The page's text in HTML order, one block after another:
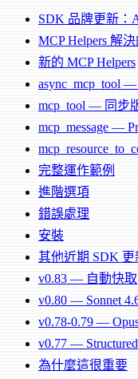
SDK 品牌更新：
MCP Helpers 解
新的 MCP Helpers
async_mcp_tool
mcp_tool — 同步
mcp_message —
完整運作範例
進階選項
錯誤處理
安裝
其他近期 SDK 更
v0.83 — 自動快取
v0.80 — Sonnet
v0.78-0.79 —
v0.77 —
為什麼這很重要